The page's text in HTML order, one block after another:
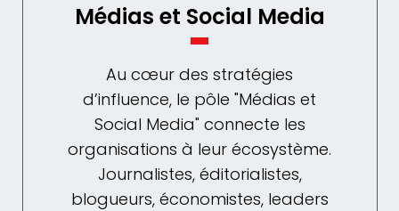
Médias et Social Media
Au cœur des stratégies
d’influence, le pôle "Médias et
Social Media" connecte les
organisations à leur écosystème.
Journalistes, éditorialistes,
blogueurs, économistes, leaders